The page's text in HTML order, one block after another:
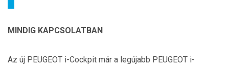
MINDIG KAPCSOLATBAN
Az új PEUGEOT i-Cockpit már a legújabb PEUGEOT i-